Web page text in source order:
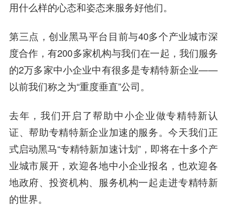
用什么样的心态和姿态来服务好他们。
第三点，创业黑马平台目前与40多个产业城市深
度合作，有200多家机构与我们在一起，我们服务
的2万多家中小企业中有很多是专精特新企业——
以前我们称之为“重度垂直”公司。
去年，我们开启了帮助中小企业做专精特新认
证、帮助专精特新企业加速的服务。今天我们正
式启动黑马“专精特新加速计划”，即将在十多个产
业城市展开，欢迎各地中小企业报名，也欢迎各
地政府、投资机构、服务机构一起走进专精特新
的世界。